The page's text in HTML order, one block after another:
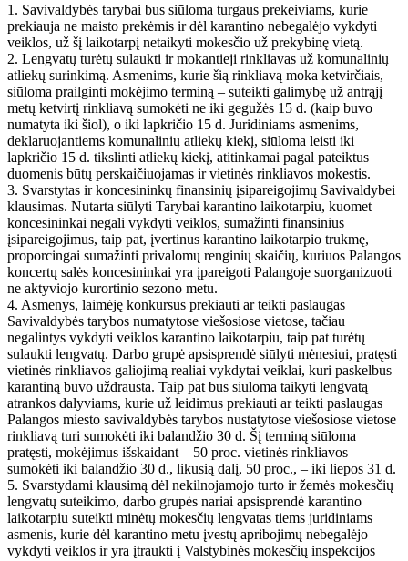
1. Savivaldybės tarybai bus siūloma turgaus prekeiviams, kurie
prekiauja ne maisto prekėmis ir dėl karantino nebegalėjo vykdyti
veiklos, už šį laikotarpį netaikyti mokesčio už prekybinę vietą.
2. Lengvatų turėtų sulaukti ir mokantieji rinkliavas už komunalinių
atliekų surinkimą. Asmenims, kurie šią rinkliavą moka ketvirčiais,
siūloma prailginti mokėjimo terminą – suteikti galimybę už antrąjį
metų ketvirtį rinkliavą sumokėti ne iki gegužės 15 d. (kaip buvo
numatyta iki šiol), o iki lapkričio 15 d. Juridiniams asmenims,
deklaruojantiems komunalinių atliekų kiekį, siūloma leisti iki
lapkričio 15 d. tikslinti atliekų kiekį, atitinkamai pagal pateiktus
duomenis būtų perskaičiuojamas ir vietinės rinkliavos mokestis.
3. Svarstytas ir koncesininkų finansinių įsipareigojimų Savivaldybei
klausimas. Nutarta siūlyti Tarybai karantino laikotarpiu, kuomet
koncesininkai negali vykdyti veiklos, sumažinti finansinius
įsipareigojimus, taip pat, įvertinus karantino laikotarpio trukmę,
proporcingai sumažinti privalomų renginių skaičių, kuriuos Palangos
koncertų salės koncesininkai yra įpareigoti Palangoje suorganizuoti
ne aktyviojo kurortinio sezono metu.
4. Asmenys, laimėję konkursus prekiauti ar teikti paslaugas
Savivaldybės tarybos numatytose viešosiose vietose, tačiau
negalintys vykdyti veiklos karantino laikotarpiu, taip pat turėtų
sulaukti lengvatų. Darbo grupė apsisprendė siūlyti mėnesiui, pratęsti
vietinės rinkliavos galiojimą realiai vykdytai veiklai, kuri paskelbus
karantiną buvo uždrausta. Taip pat bus siūloma taikyti lengvatą
atrankos dalyviams, kurie už leidimus prekiauti ar teikti paslaugas
Palangos miesto savivaldybės tarybos nustatytose viešosiose vietose
rinkliavą turi sumokėti iki balandžio 30 d. Šį terminą siūloma
pratęsti, mokėjimus išskaidant – 50 proc. vietinės rinkliavos
sumokėti iki balandžio 30 d., likusią dalį, 50 proc., – iki liepos 31 d.
5. Svarstydami klausimą dėl nekilnojamojo turto ir žemės mokesčių
lengvatų suteikimo, darbo grupės nariai apsisprendė karantino
laikotarpiu suteikti minėtų mokesčių lengvatas tiems juridiniams
asmenis, kurie dėl karantino metu įvestų apribojimų nebegalėjo
vykdyti veiklos ir yra įtraukti į Valstybinės mokesčių inspekcijos